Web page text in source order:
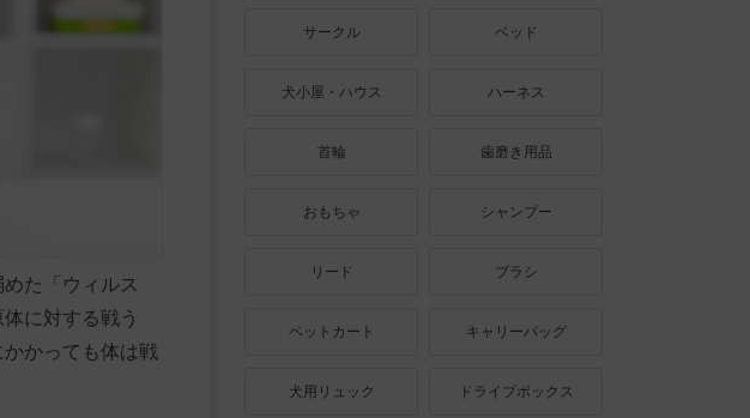
た「ウィルス
に対する戦う
かかっても体は戦
サークル ベッド
犬小屋・ハウス ハーネス
首輪 歯磨き用品
おもちゃ シャンプー
リード ブラシ
ペットカート キャリーバッグ
犬用リュック ドライブボックス